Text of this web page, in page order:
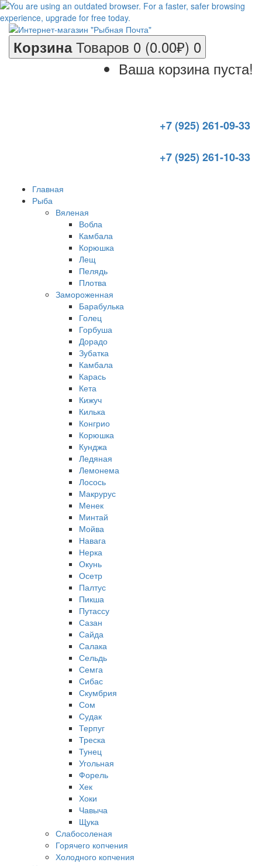
КорзинаТоваров 0 (0.00₽) 0
Ваша корзина пуста!
+7 (925) 261-09-33
+7 (925) 261-10-33
Главная
Рыба
Вяленая
Вобла
Камбала
Корюшка
Лещ
Пелядь
Плотва
Замороженная
Барабулька
Голец
Горбуша
Дорадо
Зубатка
Камбала
Карась
Кета
Кижуч
Килька
Конгрио
Корюшка
Кунджа
Ледяная
Лемонема
Лосось
Макрурус
Менек
Минтай
Мойва
Навага
Нерка
Окунь
Осетр
Палтус
Пикша
Путассу
Сазан
Сайда
Салака
Сельдь
Семга
Сибас
Скумбрия
Сом
Судак
Терпуг
Треска
Тунец
Угольная
Форель
Хек
Хоки
Чавыча
Щука
Слабосоленая
Горячего копчения
Холодного копчения